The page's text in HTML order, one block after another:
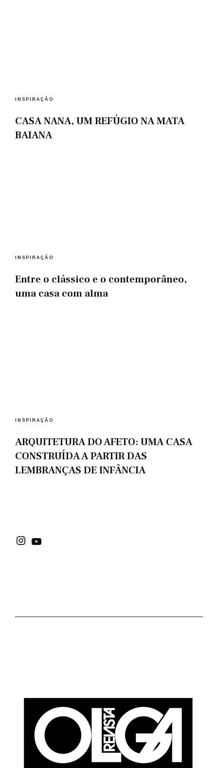
INSPIRAÇÃO
CASA NANA, UM REFÚGIO NA MATA
BAIANA
INSPIRAÇÃO
Entre o clássico e o contemporâneo,
uma casa com alma
INSPIRAÇÃO
ARQUITETURA DO AFETO: UMA CASA
CONSTRUÍDA A PARTIR DAS
LEMBRANÇAS DE INFÂNCIA
Instagram
Youtube